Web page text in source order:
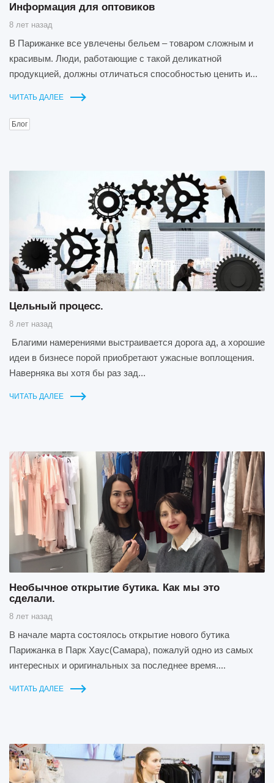
Информация для оптовиков
8 лет назад
В Парижанке все увлечены бельем – товаром сложным и
красивым. Люди, работающие с такой деликатной
продукцией, должны отличаться способностью ценить и...
ЧИТАТЬ ДАЛЕЕ
Блог
Цельный процесс.
8 лет назад
Благими намерениями выстраивается дорога ад, а хорошие
идеи в бизнесе порой приобретают ужасные воплощения.
Наверняка вы хотя бы раз зад...
ЧИТАТЬ ДАЛЕЕ
Необычное открытие бутика. Как мы это
сделали.
8 лет назад
В начале марта состоялось открытие нового бутика
Парижанка в Парк Хаус(Самара), пожалуй одно из самых
интересных и оригинальных за последнее время....
ЧИТАТЬ ДАЛЕЕ